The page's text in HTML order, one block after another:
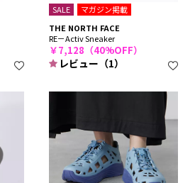
SALE
マガジン掲載
THE NORTH FACE
RE－Activ Sneaker
￥7,128（40%OFF）
レビュー（1）